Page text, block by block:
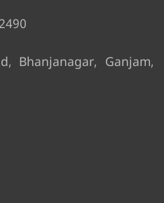
Bhanjanagar, Ganjam,